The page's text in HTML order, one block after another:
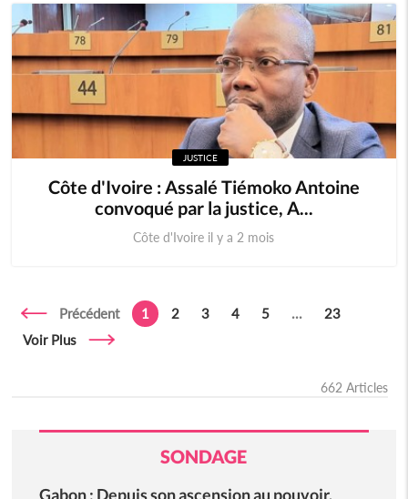
JUSTICE
Côte d'Ivoire : Assalé Tiémoko Antoine
convoqué par la justice, A...
Côte d'Ivoire il y a 2 mois
Précédent 1 2 3 4 5 ...
23
Voir Plus
662 Articles
SONDAGE
Gabon : Depuis son ascension au pouvoir,